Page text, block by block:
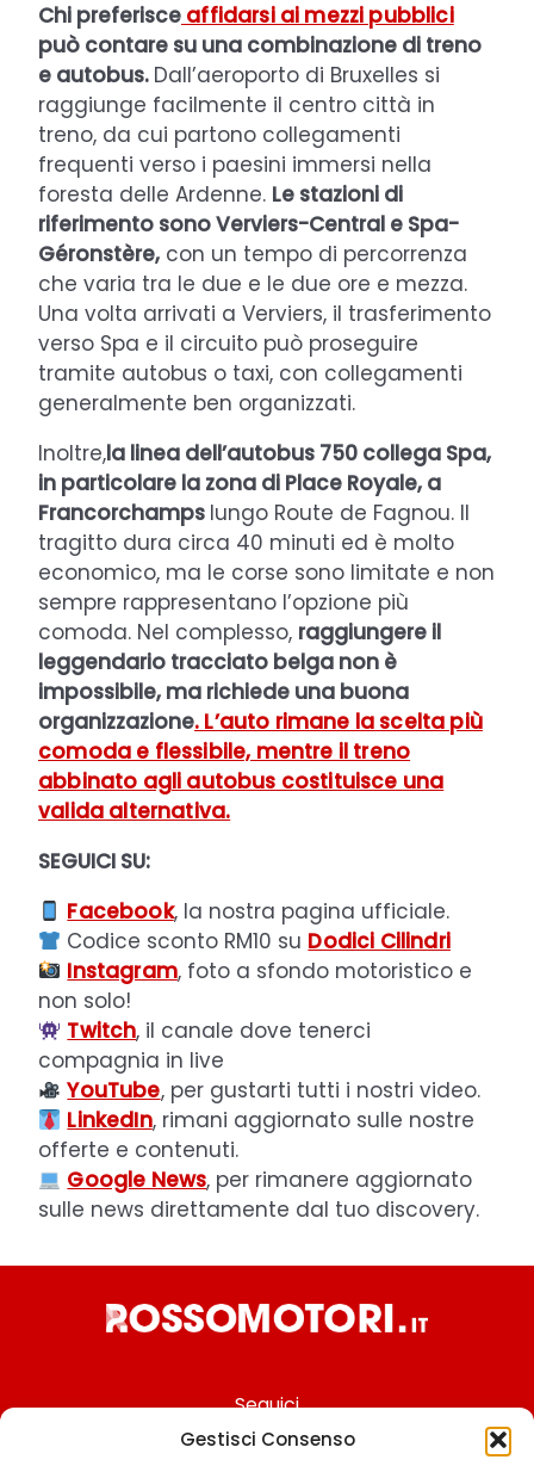
Gestisci Consenso
Chi preferisce affidarsi ai mezzi pubblici
può contare su una combinazione di treno
e autobus. Dall’aeroporto di Bruxelles si
raggiunge facilmente il centro città in
treno, da cui partono collegamenti
frequenti verso i paesini immersi nella
foresta delle Ardenne. Le stazioni di
riferimento sono Verviers-Central e Spa-
Géronstère, con un tempo di percorrenza
che varia tra le due e le due ore e mezza.
Una volta arrivati a Verviers, il trasferimento
verso Spa e il circuito può proseguire
tramite autobus o taxi, con collegamenti
generalmente ben organizzati.
Inoltre,la linea dell’autobus 750 collega Spa,
in particolare la zona di Place Royale, a
Francorchamps lungo Route de Fagnou. Il
tragitto dura circa 40 minuti ed è molto
economico, ma le corse sono limitate e non
sempre rappresentano l’opzione più
comoda. Nel complesso, raggiungere il
leggendario tracciato belga non è
impossibile, ma richiede una buona
organizzazione. L’auto rimane la scelta più
comoda e flessibile, mentre il treno
abbinato agli autobus costituisce una
valida alternativa.
SEGUICI SU:
Facebook, la nostra pagina ufficiale.
Codice sconto RM10 su Dodici Cilindri
Instagram, foto a sfondo motoristico e
non solo!
Twitch, il canale dove tenerci
compagnia in live
YouTube, per gustarti tutti i nostri video.
LinkedIn, rimani aggiornato sulle nostre
offerte e contenuti.
Google News, per rimanere aggiornato
sulle news direttamente dal tuo discovery.
Seguici